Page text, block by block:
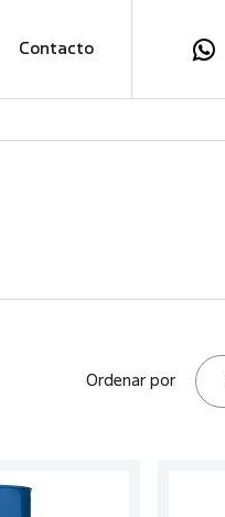
Contacto
Ordenar por